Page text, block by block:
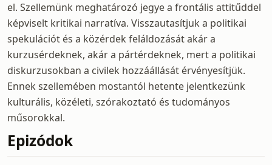
el. Szellemünk meghatározó jegye a frontális attitűddel
képviselt kritikai narratíva. Visszautasítjuk a politikai
spekulációt és a közérdek feláldozását akár a
kurzusérdeknek, akár a pártérdeknek, mert a politikai
diskurzusokban a civilek hozzáállását érvényesítjük.
Ennek szellemében mostantól hetente jelentkezünk
kulturális, közéleti, szórakoztató és tudományos
műsorokkal.
Epizódok